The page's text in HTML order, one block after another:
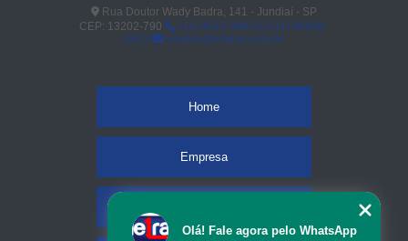
Rua Doutor Wady Badra, 141 - Jundiaí - SP
CEP: 13202-790
(11) 4523-3890
(11) 96848-
0413
vendas@eletrac.com.br
Home
Empresa
Olá! Fale agora pelo WhatsApp